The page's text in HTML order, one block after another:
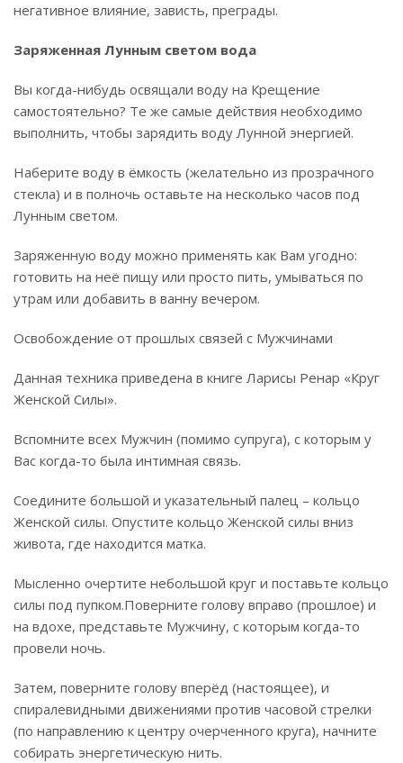
негативное влияние, зависть, преграды.
Заряженная Лунным светом вода
Вы когда-нибудь освящали воду на Крещение
самостоятельно? Те же самые действия необходимо
выполнить, чтобы зарядить воду Лунной энергией.
Наберите воду в ёмкость (желательно из прозрачного
стекла) и в полночь оставьте на несколько часов под
Лунным светом.
Заряженную воду можно применять как Вам угодно:
готовить на неё пищу или просто пить, умываться по
утрам или добавить в ванну вечером.
Освобождение от прошлых связей с Мужчинами
Данная техника приведена в книге Ларисы Ренар «Круг
Женской Силы».
Вспомните всех Мужчин (помимо супруга), с которым у
Вас когда-то была интимная связь.
Соедините большой и указательный палец – кольцо
Женской силы. Опустите кольцо Женской силы вниз
живота, где находится матка.
Мысленно очертите небольшой круг и поставьте кольцо
силы под пупком.Поверните голову вправо (прошлое) и
на вдохе, представьте Мужчину, с которым когда-то
провели ночь.
Затем, поверните голову вперёд (настоящее), и
спиралевидными движениями против часовой стрелки
(по направлению к центру очерченного круга), начните
собирать энергетическую нить.